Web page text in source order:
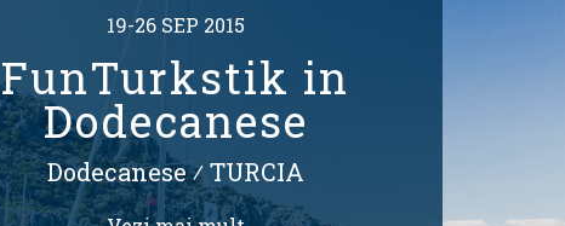
19-26 SEP 2015
FunTurkstik in
Dodecanese
Dodecanese⁄TURCIA